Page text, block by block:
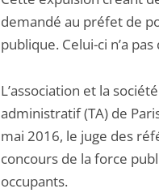
demandé au préfet de
publique. Celui-ci n’a
L’association et la
administratif (TA) de
mai 2016, le juge des
concours de la force
occupants.